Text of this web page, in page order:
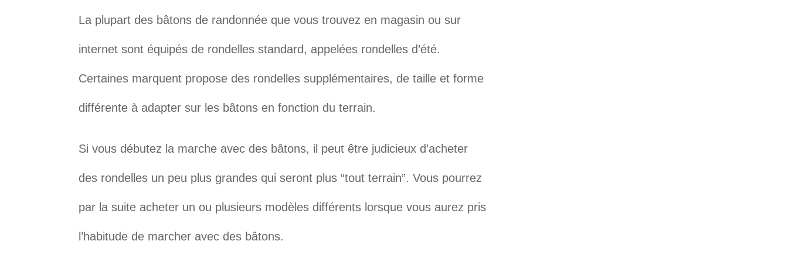
La plupart des bâtons de randonnée que vous trouvez en magasin ou sur
internet sont équipés de rondelles standard, appelées rondelles d’été.
Certaines marquent propose des rondelles supplémentaires, de taille et forme
différente à adapter sur les bâtons en fonction du terrain.
Si vous débutez la marche avec des bâtons, il peut être judicieux d’acheter
des rondelles un peu plus grandes qui seront plus “tout terrain”. Vous pourrez
par la suite acheter un ou plusieurs modèles différents lorsque vous aurez pris
l’habitude de marcher avec des bâtons.